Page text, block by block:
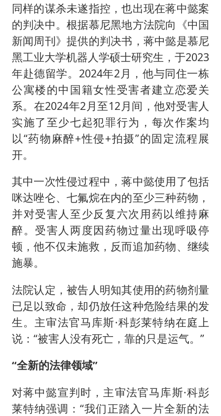
同样的谋杀未遂指控，也出现在蒋中懿案
的判决中。根据慕尼黑地方法院向《中国
新闻周刊》提供的判决书，蒋中懿是慕尼
黑工业大学机器人学硕士研究生，于2023
年赴德留学。2024年2月，他与同住一栋
公寓楼的中国籍女性受害者建立恋爱关
系。在2024年2月至12月间，他对受害人
实施了至少七起犯罪行为，每次作案均
以“药物麻醉+性侵+拍摄”的固定流程展
开。
其中一次性侵过程中，蒋中懿使用了包括
咪达唑仑、七氟烷在内的至少三种药物，
并对受害人至少反复六次用药以维持麻
醉。受害人两度因药物过量出现呼吸停
顿，他不仅未施救，反而追加药物、继续
施暴。
法院认定，被告人明知其使用的药物剂量
已足以致命，却仍放任这种危险结果的发
生。主审法官马库斯·科彭莱特纳在庭上
说：“被害人没有死亡，靠的只是运气。”
“全新的法律领域”
对蒋中懿宣判时，主审法官马库斯·科彭
莱特纳强调：“我们正踏入一片全新的法